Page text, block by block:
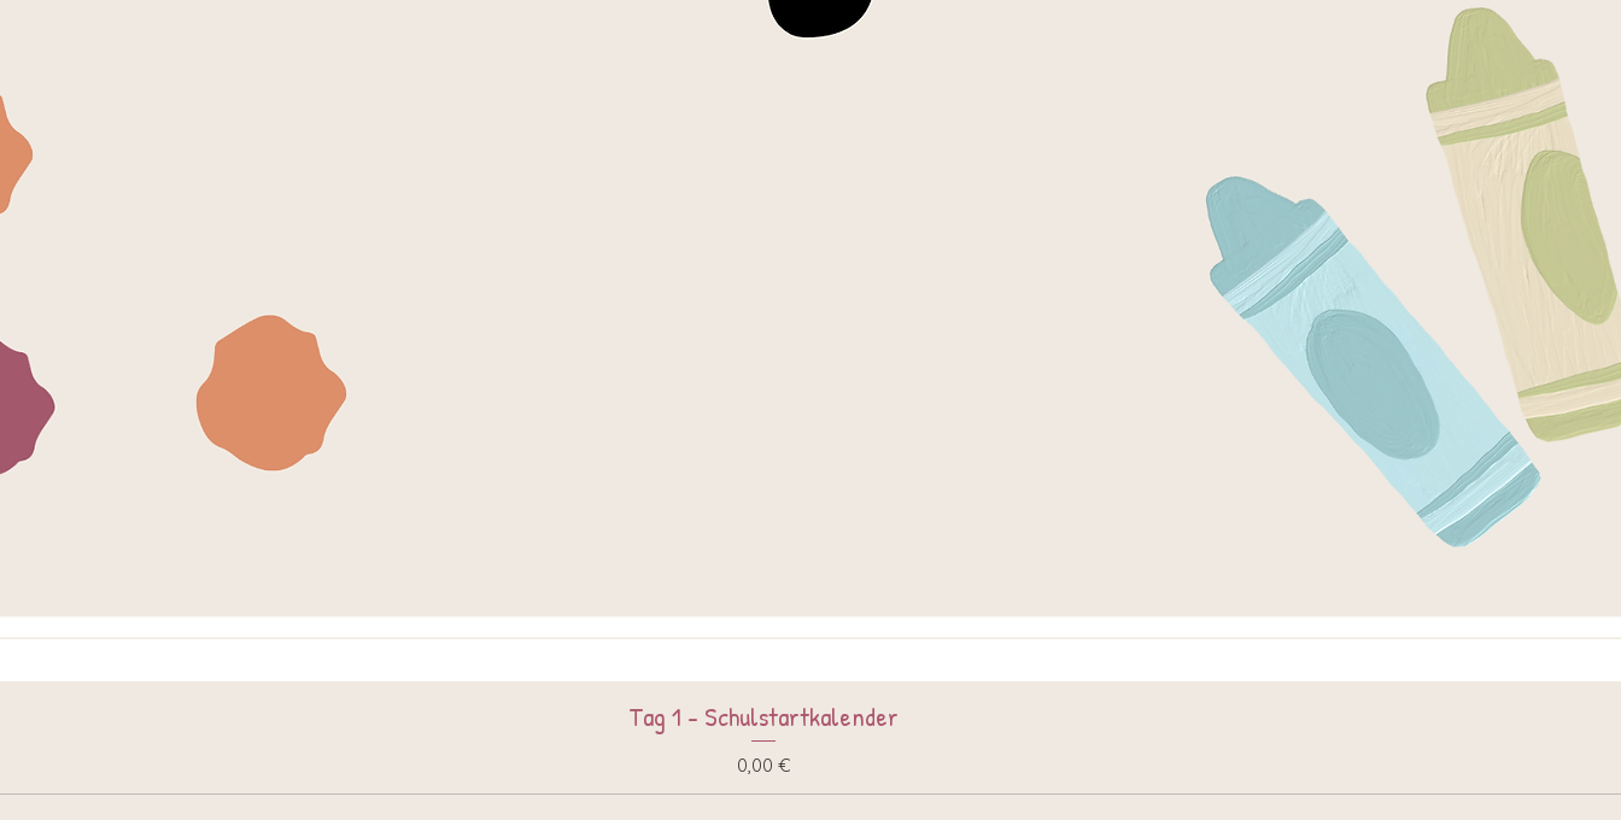
Schnellansicht
Tag 1 - Schulstartkalender
Preis
0,00 €